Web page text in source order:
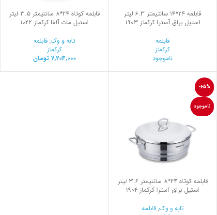
قابلمه 24*14 سانتیمتر 6.3 لیتر
استیل براق آسترا کرکماز 1903
قابلمه
کرکماز
ناموجود
قابلمه کوتاه 24*8 سانتیمتر 3.5 لیتر
استیل مات آلفا کرکماز 1022
تابه و وک,قابلمه
کرکماز
7,204,000 تومان
-65%
ناموجود
قابلمه کوتاه 24*8 سانتیمتر 3.6 لیتر
استیل براق آسترا کرکماز 1904
تابه و وک,قابلمه